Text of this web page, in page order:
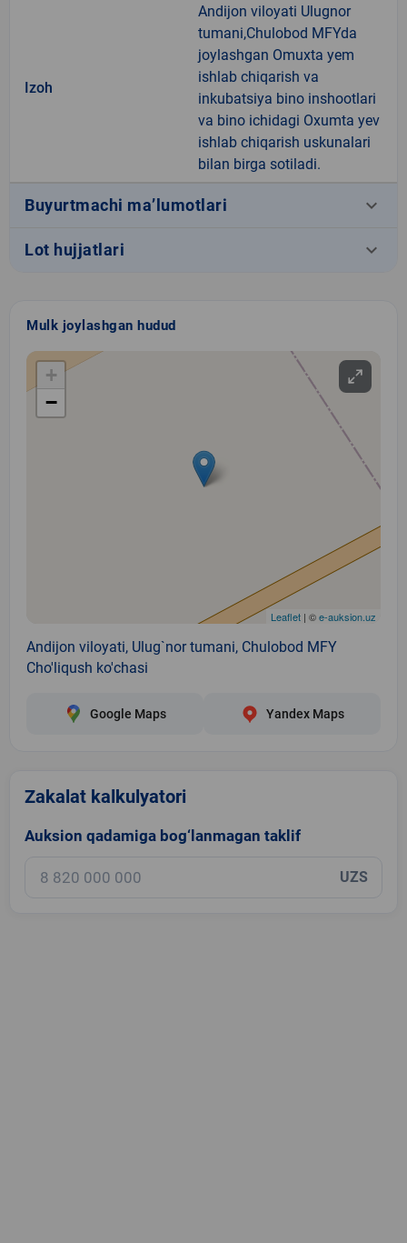
Izoh
Andijon viloyati Ulugnor
tumani,Chulobod MFYda
joylashgan Omuxta yem
ishlab chiqarish va
inkubatsiya bino inshootlari
va bino ichidagi Oxumta yev
ishlab chiqarish uskunalari
bilan birga sotiladi.
Buyurtmachi ma’lumotlari keyboard_arrow_down
Lot hujjatlari keyboard_arrow_down
Mulk joylashgan hudud
+
−
Leaflet | ©e-auksion.uz
Andijon viloyati, Ulug`nor tumani, Chulobod MFY
Cho'liqush ko'chasi
Google Maps Yandex Maps
Zakalat kalkulyatori
Auksion qadamiga bog‘lanmagan taklif
UZS